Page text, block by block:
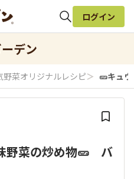
検索
ログイン
デン
野菜オリジナルレシピ＞ 🥒キュ
野菜の炒め物🥒 バ